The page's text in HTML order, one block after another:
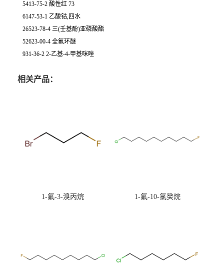
5413-75-2 酸性红 73
6147-53-1 乙酸钴,四水
26523-78-4 三(壬基酚)亚磷酸酯
52623-00-4 全氟环醚
931-36-2 2-乙基-4-甲基咪唑
相关产品：
1-氟-3-溴丙烷 1-氟-10-氯癸烷